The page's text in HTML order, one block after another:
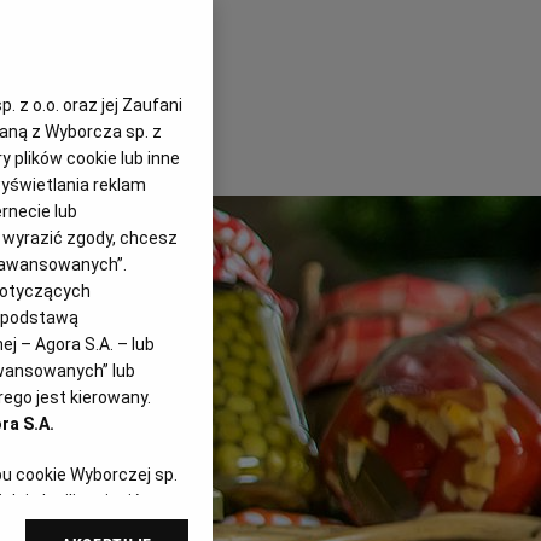
z o.o. oraz jej Zaufani
z Wyborcza sp. z
plików cookie lub inne
reklam
lub
zgody, chcesz
– Agora S.A. – lub
lub
jest kierowany.
S.A.
cookie Wyborczej sp.
chwili zmienić